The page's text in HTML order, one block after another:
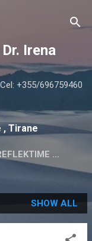
Irena
+355/696759460
Tirane
...
SHOW ALL